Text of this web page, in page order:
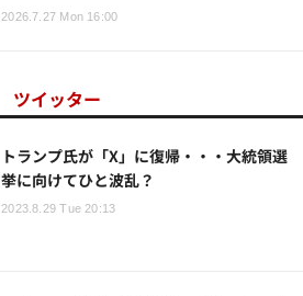
2026.7.27 Mon 16:00
ツイッター
トランプ氏が「X」に復帰・・・大統領選
挙に向けてひと波乱？
2023.8.29 Tue 20:13